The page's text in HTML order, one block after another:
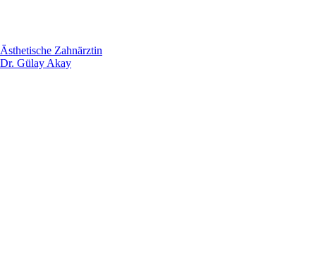
Ästhetische Zahnärztin
Dr. Gülay Akay